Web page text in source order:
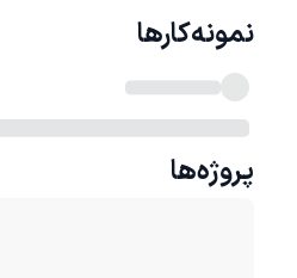
نمونه‌کارها
پروژه‌ها